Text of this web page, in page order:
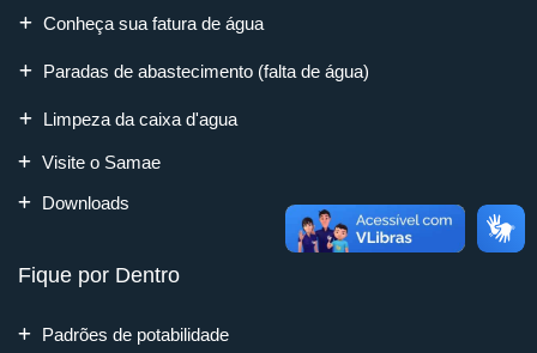
Conheça sua fatura de água
Paradas de abastecimento (falta de água)
Limpeza da caixa d'agua
Visite o Samae
Downloads
Fique por Dentro
Padrões de potabilidade